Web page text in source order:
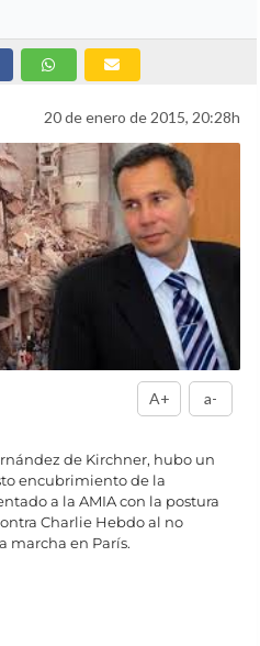
20 de enero de 2015, 20:28h
A+ a-
de Kirchner, hubo un
encubrimiento de la
a la AMIA con la postura
Charlie Hebdo al no
marcha en París.